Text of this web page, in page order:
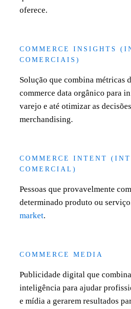
oferece.
COMMERCE INSIGHTS
COMERCIAIS)
Solução que combina métricas
commerce data orgânico para
varejo e até otimizar as
merchandising.
COMMERCE INTENT
COMERCIAL)
Pessoas que provavelmente
determinado produto ou
market.
COMMERCE MEDIA
Publicidade digital que
inteligência para ajudar
e mídia a gerarem resultados